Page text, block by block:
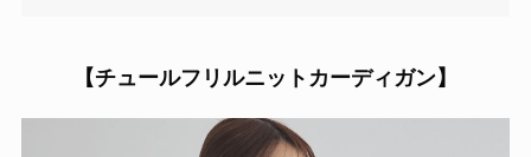
【チュールフリルニットカーディガン】